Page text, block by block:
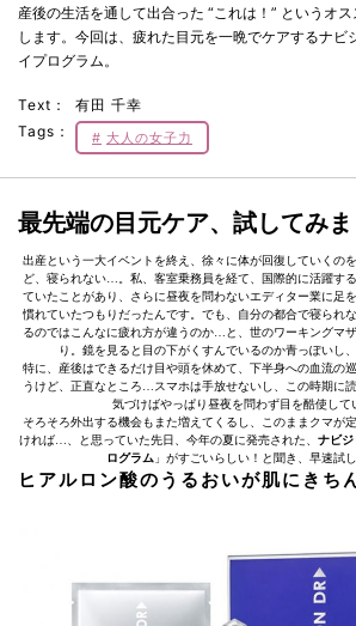
産後の生活を通して出合った “これは！” というオ
します。今回は、疲れた目元を一晩でケアするナビ
イプログラム。
Text：
有田 千幸
Tags：
大人の女子力
最先端の目元ケア、試してみま
出産という一大イベントを終え、徐々に体が回復していくの
ど、寝られない…。私、客室乗務員を経て、国際的に活躍す
ていたことがあり、さらに昼夜を問わないエディター業に足
慣れていたつもりだったんです。でも、自分の都合で寝られ
るのではこんなに疲れ方が違うのか…と、世のワーキングマ
り。鏡を見ると目の下がくすんでいるのか青っぽいし
特に、産後はできるだけ目や頭を休めて、下半身への血流の
うけど、正直なところ…スマホは手放せないし、この時期に
気づけばやっぱり昼夜を問わず目を酷使して
そろそろ外出する機会もまた増えてくるし、このままクマが
ければ…、と思っていた先日、今年の夏に発売された、 ナビジ
ログラム 」がすごいらしい！と聞き、早速試
ヒアルロン酸のうるおいが肌にきち